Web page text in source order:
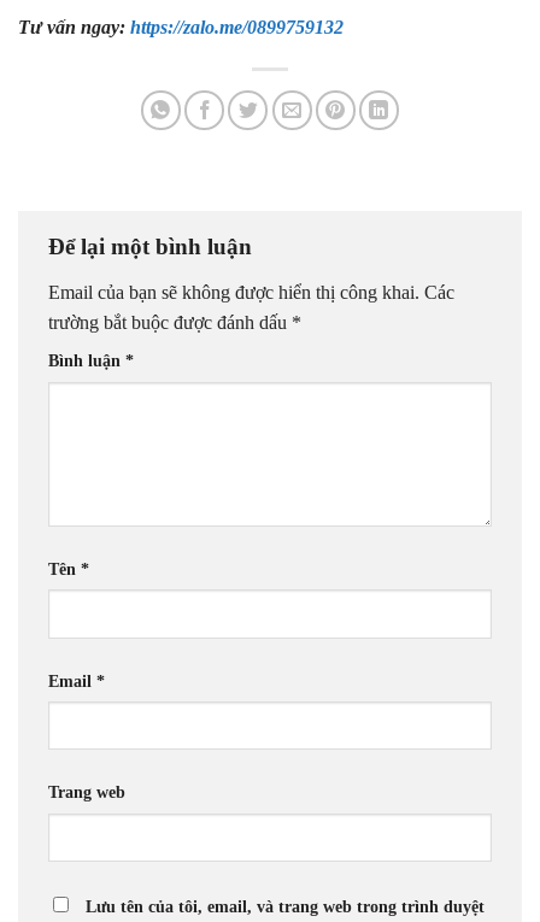
Tư vấn ngay: https://zalo.me/0899759132
Để lại một bình luận
Email của bạn sẽ không được hiển thị công khai. Các
trường bắt buộc được đánh dấu *
Bình luận *
Tên *
Email *
Trang web
Lưu tên của tôi, email, và trang web trong trình duyệt